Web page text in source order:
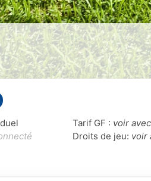
Tarif GF : voir
Droits de jeu: voir